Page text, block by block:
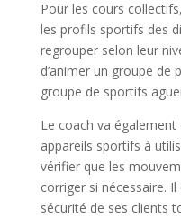
Pour les cours
les profils sportifs des
regrouper selon leur
d’animer un groupe de
groupe de sportifs
Le coach va
appareils sportifs à
vérifier que les
corriger si nécessaire.
sécurité de ses clients